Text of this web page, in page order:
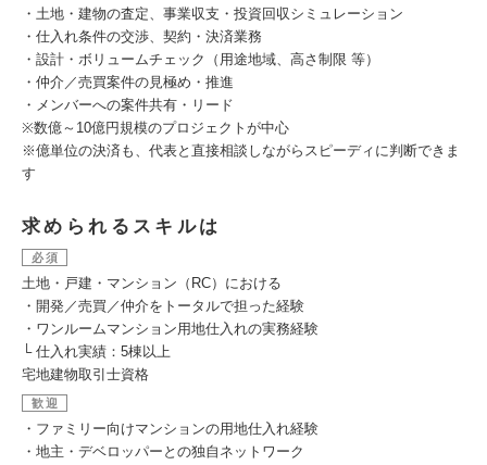
・土地・建物の査定、事業収支・投資回収シミュレーション
・仕入れ条件の交渉、契約・決済業務
・設計・ボリュームチェック（用途地域、高さ制限 等）
・仲介／売買案件の見極め・推進
・メンバーへの案件共有・リード
※数億～10億円規模のプロジェクトが中心
※億単位の決済も、代表と直接相談しながらスピーディに判断できま
す
求められるスキルは
必須
土地・戸建・マンション（RC）における
・開発／売買／仲介をトータルで担った経験
・ワンルームマンション用地仕入れの実務経験
└ 仕入れ実績：5棟以上
宅地建物取引士資格
歓迎
・ファミリー向けマンションの用地仕入れ経験
・地主・デベロッパーとの独自ネットワーク